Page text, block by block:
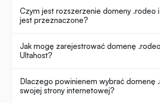
Czym jest rozszerzenie domeny .rodeo
jest przeznaczone?
Jak mogę zarejestrować domenę
Ultahost?
Dlaczego powinienem wybrać domenę
swojej strony internetowej?